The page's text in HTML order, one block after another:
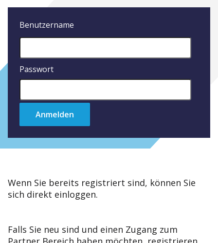
Benutzername
Passwort
Wenn Sie bereits registriert sind, können Sie
sich direkt einloggen.
Falls Sie neu sind und einen Zugang zum